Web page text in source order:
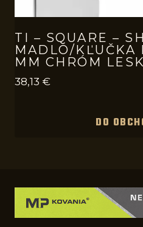
TI – SQUARE –
MADLO/KĽUČKA
MM CHRÓM
38,13 €
DO